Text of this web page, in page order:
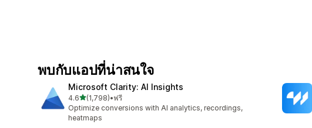
พบกับแอปที่น่าสนใจ
Microsoft Clarity: AI Insights
4.6เต็ม 5 ดาว
(1,798)
ทั้งหมด 1798 รีวิว
•ฟรี
Optimize conversions with AI analytics, recordings,
heatmaps